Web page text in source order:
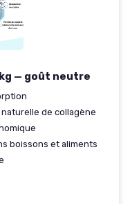
— goût neutre
de collagène
boissons et aliments